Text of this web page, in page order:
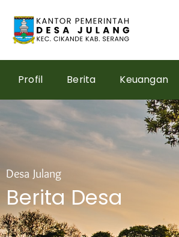
content
Profil Berita Keuangan
Desa Julang
Berita Desa